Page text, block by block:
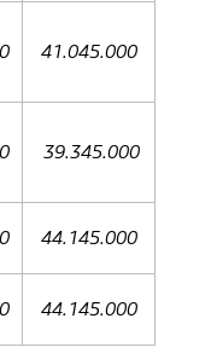
41.045.000
39.345.000
44.145.000
44.145.000